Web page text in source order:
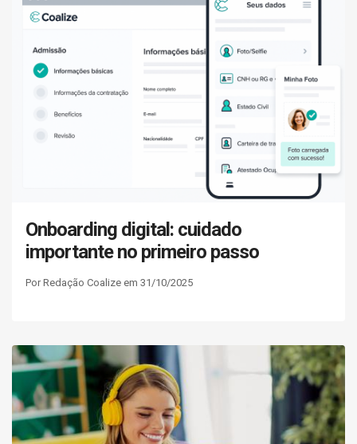
Onboarding digital: cuidado
importante no primeiro passo
Por Redação Coalize em 31/10/2025